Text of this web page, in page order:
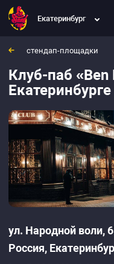
Клуб-паб «Ben Hall»‎
Екатеринбург,
ул. Народной воли, 65
Екатеринбург
стендап-площадки
Клуб-паб «Ben
Екатеринбурге
ул. Народной воли,
Россия,